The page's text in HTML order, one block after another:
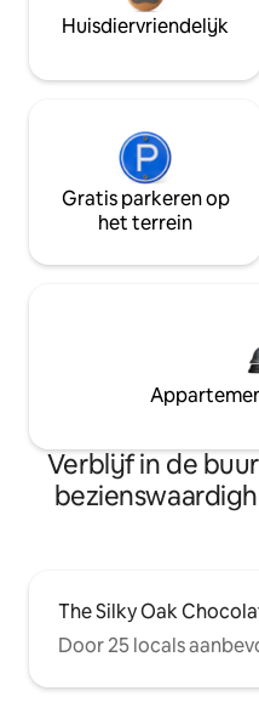
Huisdiervriendelijk
Gratis parkeren op
het terrein
Verblijf in de
The Silky Oak
Door 25 locals